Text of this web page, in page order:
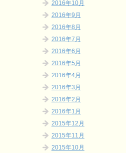
2016年10月
2016年9月
2016年8月
2016年7月
2016年6月
2016年5月
2016年4月
2016年3月
2016年2月
2016年1月
2015年12月
2015年11月
2015年10月